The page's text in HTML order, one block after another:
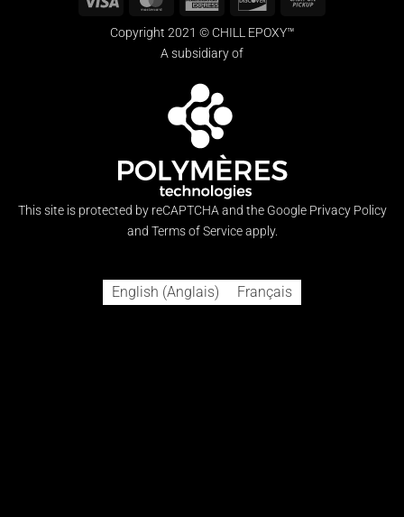
Copyright 2021 © CHILL EPOXY™
A subsidiary of
This site is protected by reCAPTCHA and the Google Privacy Policy
and Terms of Serviceapply.
English (Anglais) Français